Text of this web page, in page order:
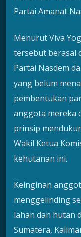
Partai Amanat
Menurut Viva
tersebut berasal
Partai Nasdem
yang belum
pembentukan
anggota mereka
prinsip
Wakil Ketua
kehutanan ini.
Keinginan
menggelinding
lahan dan hutan
Sumatera,